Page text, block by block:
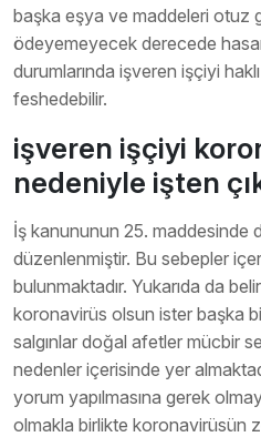
başka eşya ve maddeleri otuz
ödeyemeyecek derecede
durumlarında işveren işçiyi
feshedebilir.
işveren işçiyi
nedeniyle işten
İş kanununun 25. maddesinde
düzenlenmiştir. Bu sebepler
bulunmaktadır. Yukarıda da
koronavirüs olsun ister başka
salgınlar doğal afetler mücbir
nedenler içerisinde yer
yorum yapılmasına gerek
olmakla birlikte koronavirüsün